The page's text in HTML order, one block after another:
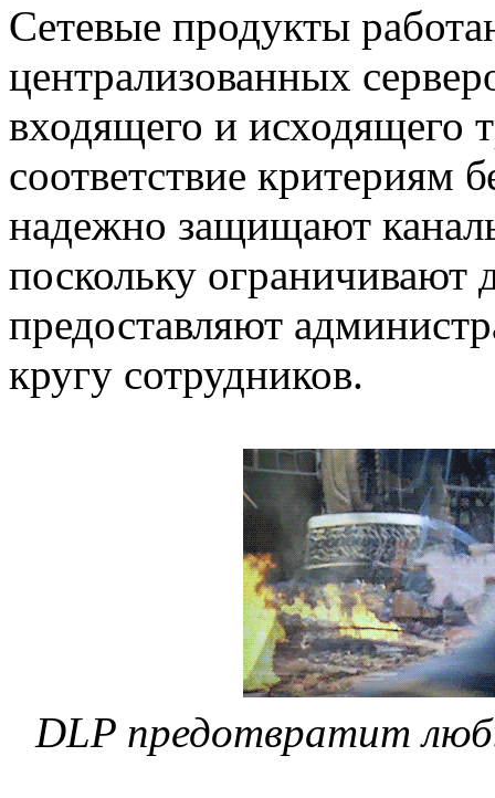
Сетевые продукты
централизованных
входящего и исходящего
соответствие критериям
надежно защищают
поскольку
предоставляют
кругу сотрудников.
DLP предотвратит